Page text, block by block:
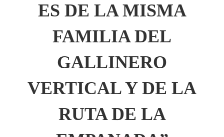
ES DE LA MISMA
FAMILIA DEL
GALLINERO
VERTICAL Y DE LA
RUTA DE LA